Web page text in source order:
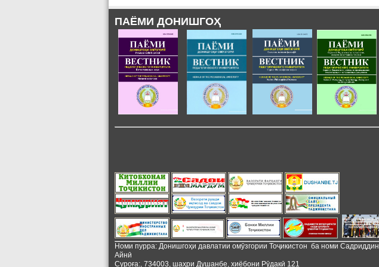
ПАЁМИ ДОНИШГОҲ
Номи пурра: Донишгоҳи давлатии омӯзгории Тоҷикистон ба номи Садриддин
Айнӣ
Суроға:, 734003, шаҳри Душанбе, хиёбони Рӯдакӣ 121